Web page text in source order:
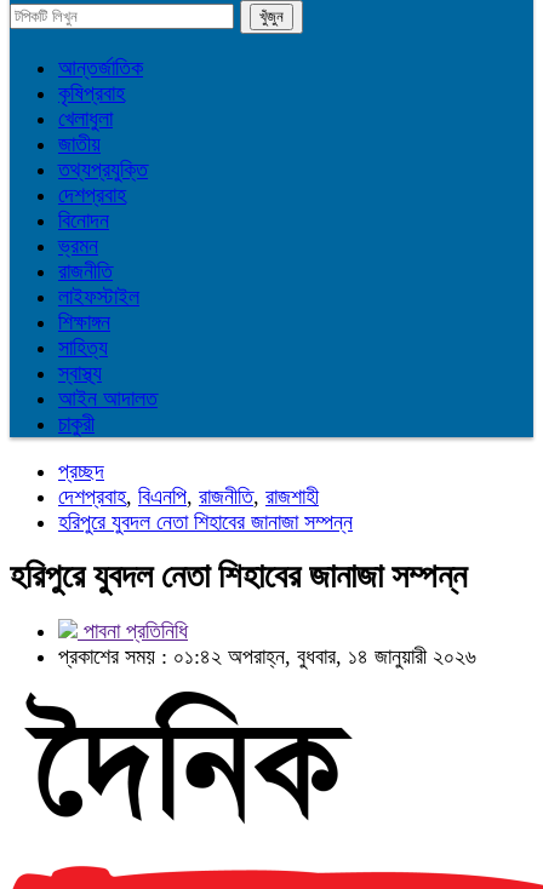
আন্তর্জাতিক
কৃষিপ্রবাহ
খেলাধুলা
জাতীয়
তথ্যপ্রযুক্তি
দেশপ্রবাহ
বিনোদন
ভ্রমন
রাজনীতি
লাইফস্টাইল
শিক্ষাঙ্গন
সাহিত্য
স্বাস্থ্য
আইন আদালত
চাকুরী
প্রচ্ছদ
দেশপ্রবাহ, বিএনপি, রাজনীতি, রাজশাহী
হরিপুরে যুবদল নেতা শিহাবের জানাজা সম্পন্ন
হরিপুরে যুবদল নেতা শিহাবের জানাজা সম্পন্ন
পাবনা প্রতিনিধি
প্রকাশের সময় : ০১:৪২ অপরাহ্ন, বুধবার, ১৪ জানুয়ারী ২০২৬